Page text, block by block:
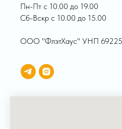
Пн-Пт с 10.00 до 19.00
Сб-Вскр с 10.00 до 15.00
ООО "ФлэтХаус" УНП